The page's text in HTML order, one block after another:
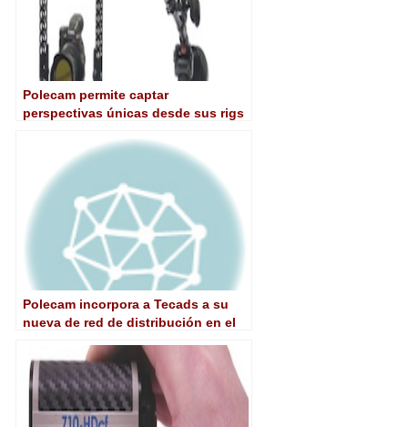
Polecam permite captar
perspectivas únicas desde sus rigs
Polecam incorpora a Tecads a su
nueva de red de distribución en el